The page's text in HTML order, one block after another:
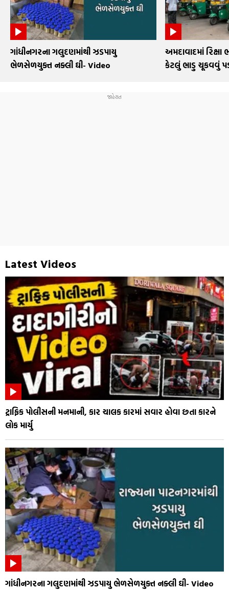
ગાંધીનગરના ગલુદણમાંથી ઝડપાયુ
ભેળસેળયુક્ત નક્લી ઘી- Video
અમદાવાદમાં રિક્ષા
કેટલું ભાડુ ચૂકવવું
Latest Videos
ટ્રાફિક પોલીસની મનમાની, કાર ચાલક કારમાં સવાર હોવા છતા કારને
લોક માર્યુ
ગાંધીનગરના ગલુદણમાંથી ઝડપાયુ ભેળસેળયુક્ત નક્લી ઘી- Video